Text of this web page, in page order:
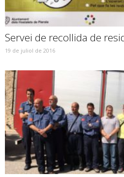
Servei de recollida de
19 de juliol de 2016